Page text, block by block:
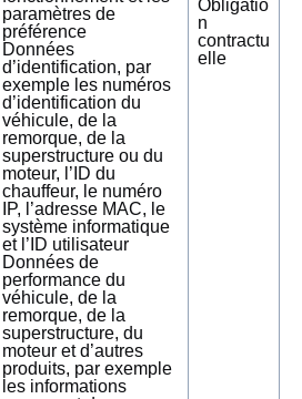
paramètres de
préférence
Données
d’identification, par
exemple les numéros
d’identification du
véhicule, de la
remorque, de la
superstructure ou du
moteur, l’ID du
chauffeur, le numéro
IP, l’adresse MAC, le
système informatique
et l’ID utilisateur
Données de
performance du
véhicule, de la
remorque, de la
superstructure, du
moteur et d’autres
produits, par exemple
les informations
Obligatio
n
contractu
elle